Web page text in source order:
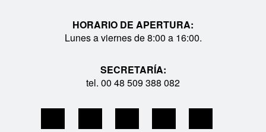
HORARIO DE APERTURA:
Lunes a viernes de 8:00 a 16:00.
SECRETARÍA:
tel. 00 48 509 388 082